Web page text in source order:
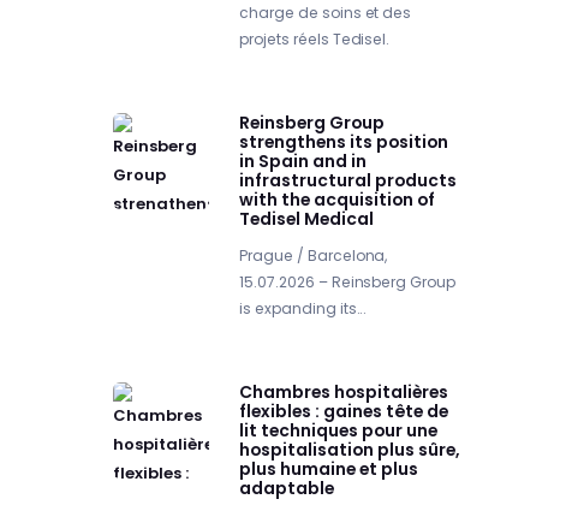
charge de soins et des
projets réels Tedisel.
Reinsberg Group
strengthens its position
in Spain and in
infrastructural products
with the acquisition of
Tedisel Medical
Prague / Barcelona,
15.07.2026 – Reinsberg Group
is expanding its...
Chambres hospitalières
flexibles : gaines tête de
lit techniques pour une
hospitalisation plus sûre,
plus humaine et plus
adaptable